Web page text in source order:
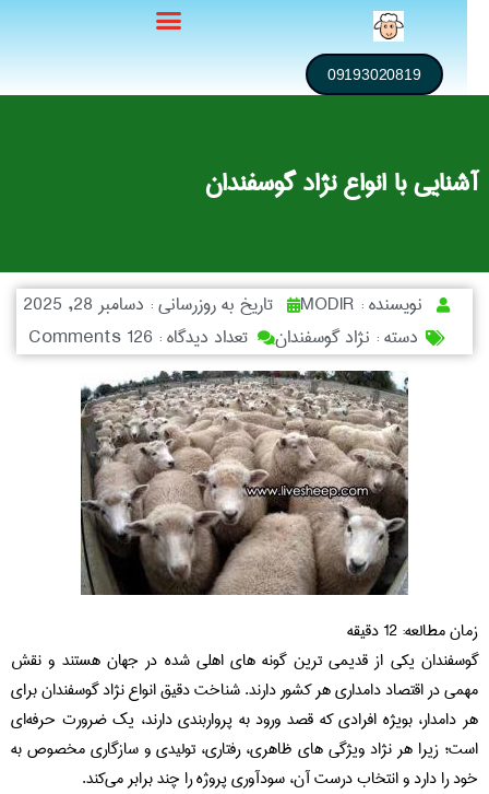
09193020819
با انواع نژاد گوسفندان
نویسنده :MODIR تاریخ به روزرسانی :دسامبر 28, 2025
دسته :نژاد گوسفندان تعداد دیدگاه :126 Comments
مطالعه:12 دقیقه
یکی از قدیمی‌ ترین گونه‌ های اهلی‌ شده در جهان هستند و نقش
در اقتصاد دامداری هر کشور دارند. شناخت دقیق انواع نژاد گوسفندان برای
دامدار، بویژه افرادی که قصد ورود به پرواربندی دارند، یک ضرورت حرفه‌ای
زیرا هر نژاد ویژگی‌ های ظاهری، رفتاری، تولیدی و سازگاری مخصوص به
را دارد و انتخاب درست آن، سودآوری پروژه را چند برابر می‌کند.